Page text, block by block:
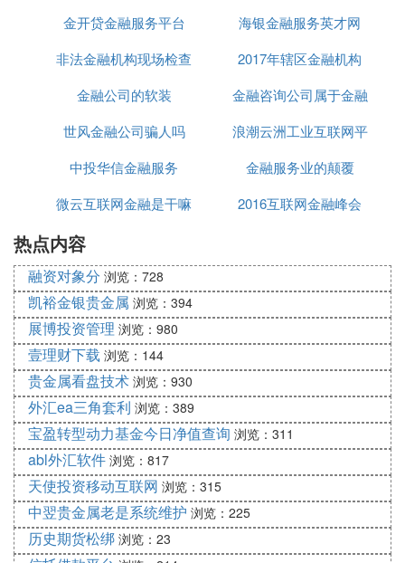
每个行业也会像人的生辰命理一样，对应着五行
解析。所以对于金融
公司名称的查找，大家
于不了解行业五行起名的大家，还可以根据起名
软件，进行相应的查看。如以下我所分享的取名
（基本信息）
法人：李** 性别：男
出生时间：阳历1985年8月17日7点36分
注册地：上海行业：金融
（起名分析）
五行分析：您所选行业五行有金，起名最好用五
行属性为“土，金”的字。
八字分析：您法人生辰八字喜用神为“火”，起名
最好用五行属性为“火”的字，可助运法人事业发
达，财源滚滚。
（起名推荐）
——融源泰-97分
还不上怎么办
心
金开贷金融服务平台
海银金融服务英才网
非法金融机构现场检查
2017年辖区金融机构
金融公司的软装
金融咨询公司属于金融
机构的有
世风金融公司骗人吗
浪潮云洲工业互联网平
台与金融机构
中投华信金融服务
金融服务业的颠覆
微云互联网金融是干嘛
2016互联网金融峰会
热点内容
融资对象分 浏览：728
凯裕金银贵金属 浏览：394
展博投资管理 浏览：980
壹理财下载 浏览：144
贵金属看盘技术 浏览：930
外汇ea三角套利 浏览：389
宝盈转型动力基金今日净值查询 浏览：311
abl外汇软件 浏览：817
天使投资移动互联网 浏览：315
中翌贵金属老是系统维护 浏览：225
历史期货松绑 浏览：23